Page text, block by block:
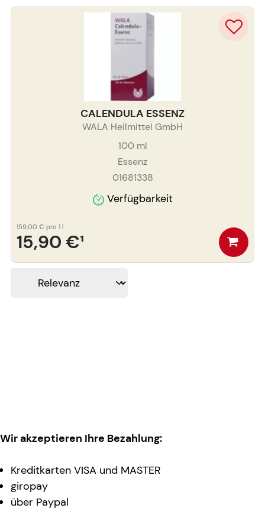
CALENDULA ESSENZ
WALA Heilmittel GmbH
100ml
Essenz
01681338
Verfügbarkeit
15,90 €¹
159,00 € pro 1 l
Wir akzeptieren Ihre Bezahlung:
Kreditkarten VISA und MASTER
giropay
über Paypal